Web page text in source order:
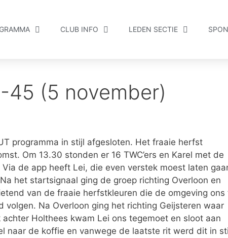
CLUB INFO LEDEN SECTIE
45 (5 november)
programma in stijl afgesloten. Het fraaie herfst
Om 13.30 stonden er 16 TWC’ers en Karel met de
de app heeft Lei, die even verstek moest laten
het startsignaal ging de groep richting Overloon en
van de fraaie herfstkleuren die de omgeving ons
volgen. Na Overloon ging het richting Geijsteren waar
Holthees kwam Lei ons tegemoet en sloot aan
naar de koffie en vanwege de laatste rit werd dit in